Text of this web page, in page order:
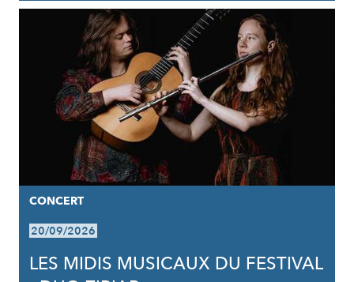
CONCERT
20/09/2026
LES MIDIS MUSICAUX DU FESTIVAL